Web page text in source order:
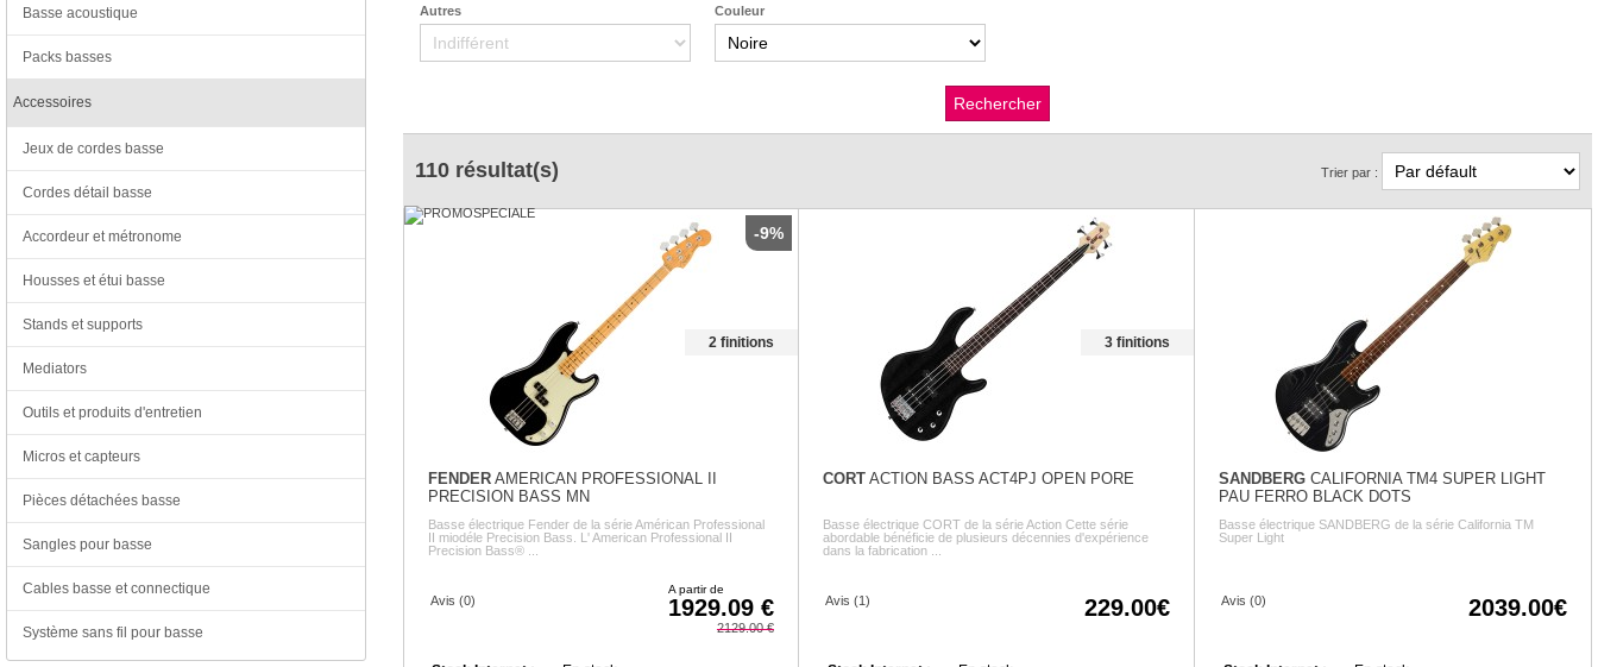
Autres Couleur
110 résultat(s) Trier par :
-9%
2 finitions
FENDERAMERICAN PROFESSIONAL II
PRECISION BASS MN
Basse électrique Fender de la série Américan Professional
II miodéle Precision Bass. L' American Professional II
Precision Bass® ...
Avis (0)
A partir de
1929.09
2129.00
3 finitions
CORTACTION BASS ACT4PJ OPEN PORE
Basse électrique CORT de la série Action Cette série
abordable bénéficie de plusieurs décennies d'expérience
dans la fabrication ...
Avis (1) 229.00
SANDBERG CALIFORNIA TM4 SUPER LIGHT
PAU FERRO BLACK DOTS
Basse électrique SANDBERG de la série California TM
Super Light
Avis (0) 2039.00
Basse acoustique
Packs basses
Accessoires
Jeux de cordes basse
Cordes détail basse
Accordeur et métronome
Housses et étui basse
Stands et supports
Mediators
Outils et produits d'entretien
Micros et capteurs
Pièces détachées basse
Sangles pour basse
Cables basse et connectique
Système sans fil pour basse